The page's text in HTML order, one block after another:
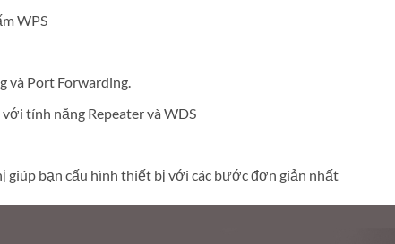
WPS
và Port Forwarding.
tính năng Repeater và WDS
giúp bạn cấu hình thiết bị với các bước đơn giản nhất